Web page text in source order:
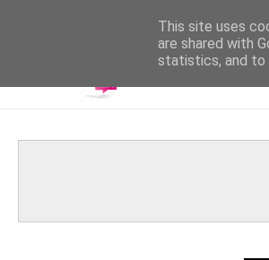
This site uses
are shared with
statistics, and to